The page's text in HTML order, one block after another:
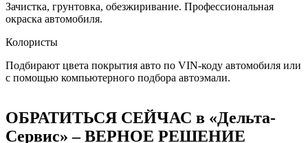
Зачистка, грунтовка, обезжиривание. Профессиональная
окраска автомобиля.
Колористы
Подбирают цвета покрытия авто по VIN-коду автомобиля или
с помощью компьютерного подбора автоэмали.
ОБРАТИТЬСЯ СЕЙЧАС в «Дельта-
Сервис» – ВЕРНОЕ РЕШЕНИЕ